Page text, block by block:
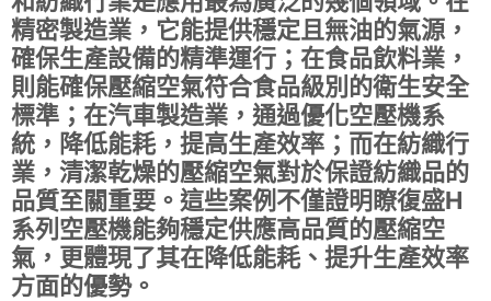
精密製造業，它能提供穩定且無油的氣源，
確保生產設備的精準運行；在食品飲料業，
則能確保壓縮空氣符合食品級別的衛生安全
標準；在汽車製造業，通過優化空壓機系
統，降低能耗，提高生產效率；而在紡織行
業，清潔乾燥的壓縮空氣對於保證紡織品的
品質至關重要。這些案例不僅證明瞭復盛H
系列空壓機能夠穩定供應高品質的壓縮空
氣，更體現了其在降低能耗、提升生產效率
方面的優勢。